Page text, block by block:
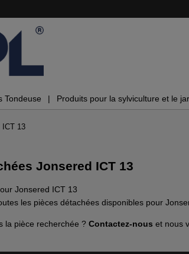
Tondeuse Produits pour la sylviculture et le
ICT 13
Jonsered ICT 13
Jonsered ICT 13
les pièces détachées disponibles pour
la pièce recherchée ? Contactez-nous et nous